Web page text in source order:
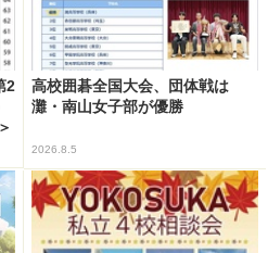
2
高校囲碁全国大会、団体戦は
灘・南山女子部が優勝
2026.8.5